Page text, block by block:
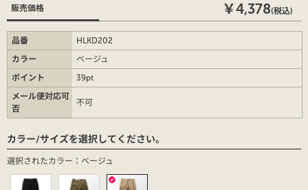
販売価格 ￥4,378(税込)
品番
HLKD202
カラー
ベージュ
ポイント
39pt
メール便対応可
否
不可
カラー/サイズを選択してください。
選択されたカラー：ベージュ